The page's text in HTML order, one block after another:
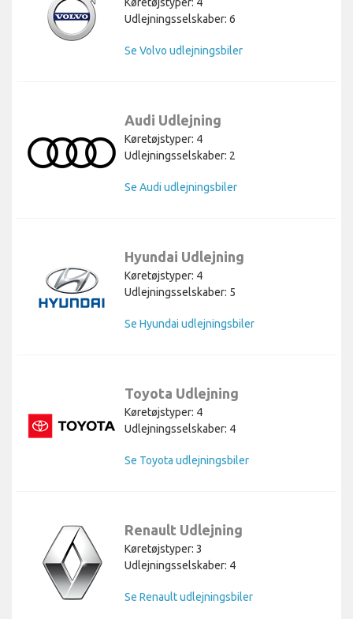
Udlejningsselskaber: 6
Se Volvo udlejningsbiler
Audi Udlejning
Køretøjstyper: 4
Udlejningsselskaber: 2
Se Audi udlejningsbiler
Hyundai Udlejning
Køretøjstyper: 4
Udlejningsselskaber: 5
Se Hyundai udlejningsbiler
Toyota Udlejning
Køretøjstyper: 4
Udlejningsselskaber: 4
Se Toyota udlejningsbiler
Renault Udlejning
Køretøjstyper: 3
Udlejningsselskaber: 4
Se Renault udlejningsbiler